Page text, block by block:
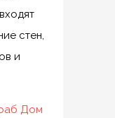
стен,
и
Дом